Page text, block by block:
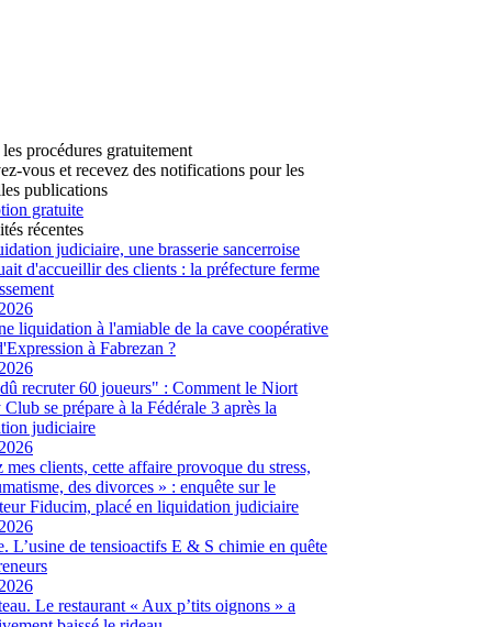
procédures gratuitement
vous et recevez des notifications pour les
publications
gratuite
récentes
judiciaire, une brasserie sancerroise
d'accueillir des clients : la préfecture ferme
liquidation à l'amiable de la cave coopérative
à Fabrezan ?
recruter 60 joueurs" : Comment le Niort
se prépare à la Fédérale 3 après la
judiciaire
mes clients, cette affaire provoque du stress,
des divorces » : enquête sur le
Fiducim, placé en liquidation judiciaire
L’usine de tensioactifs E & S chimie en quête
Le restaurant « Aux p’tits oignons » a